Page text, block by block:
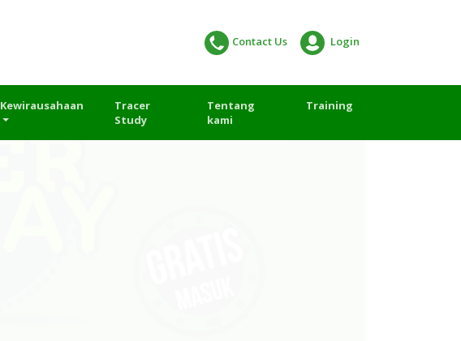
Contact Us Login
Kewirausahaan
Tracer
Study
Tentang
kami
Training